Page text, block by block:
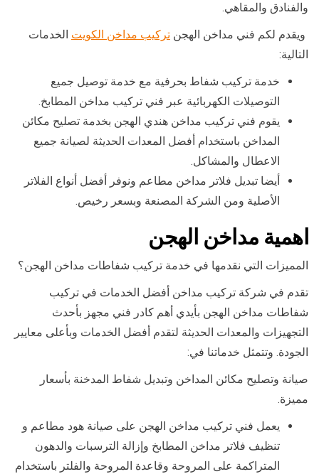
والفنادق والمقاهي.
ويقدم لكم فني مداخن الهجن تركيب مداخن الكويت الخدمات
التالية:
خدمة تركيب شفاط بحرفية مع خدمة توصيل جميع
التوصيلات الكهربائية عبر فني تركيب مداخن المطابخ.
يقوم فني تركيب مداخن هندي الهجن بخدمة تصليح مكائن
المداخن باستخدام أفضل المعدات الحديثة لصيانة جميع
الاعطال والمشاكل.
أيضا تبديل فلاتر مداخن مطاعم ونوفر أفضل أنواع الفلاتر
الأصلية ومن الشركة المصنعة وبسعر رخيص.
اهمية مداخن الهجن
المميزات التي نقدمها في خدمة تركيب شفاطات مداخن الهجن؟
تقدم في شركة تركيب مداخن أفضل الخدمات في تركيب
شفاطات مداخن الهجن بأيدي أهم كادر فني مجهز بأحدث
التجهيزات والمعدات الحديثة لتقدم أفضل الخدمات وبأعلى معايير
الجودة. وتتمثل خدماتنا في:
صيانة وتصليح مكائن المداخن وتبديل شفاط المدخنة بأسعار
مميزة.
يعمل فني تركيب مداخن الهجن على صيانة هود مطاعم و
تنظيف فلاتر مداخن المطابخ وإزالة الترسبات والدهون
المتراكمة على المروحة وقاعدة المروحة والفلتر باستخدام